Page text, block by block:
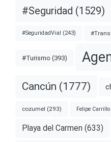
#Seguridad (1529)
#SeguridadVial (243)
#Turismo (393)
Cancún (1777)
cozumel (293) Felipe Carrillo
Playa del Carmen (633)